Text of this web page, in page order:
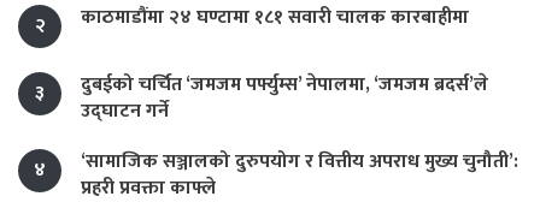
२
काठमाडौंमा २४ घण्टामा १८१ सवारी चालक कारबाहीमा
३
दुबईको चर्चित ‘जमजम पर्फ्युम्स’ नेपालमा, ‘जमजम ब्रदर्स’ले
उद्घाटन गर्ने
४
‘सामाजिक सञ्जालको दुरुपयोग र वित्तीय अपराध मुख्य चुनौती’:
प्रहरी प्रवक्ता काफ्ले